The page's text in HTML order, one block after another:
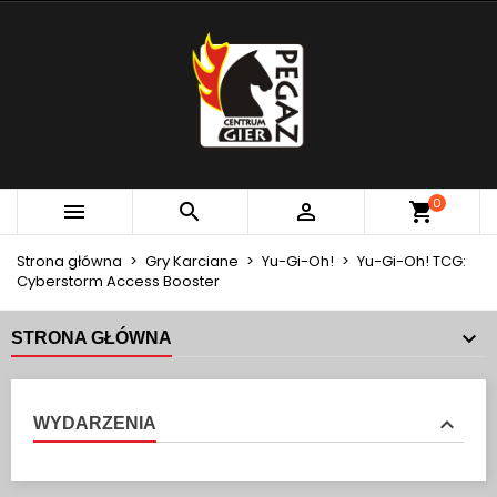
   0
Strona główna Gry Karciane Yu-Gi-Oh!
Yu-Gi-Oh! TCG:
Cyberstorm Access Booster
STRONA GŁÓWNA
WYDARZENIA
MOJE LISTY ŻYCZEŃ
Utwórz nową listę
UTWÓRZ LISTĘ ŻYCZEŃ
Utwórz listę życzeń
ZALOGUJ SIĘ
MUSISZ BYĆ ZALOGOWANY BY ZAPISAĆ PRODUKTY
NA SWOJEJ LIŚCIE ŻYCZEŃ.
Anuluj Zaloguj się